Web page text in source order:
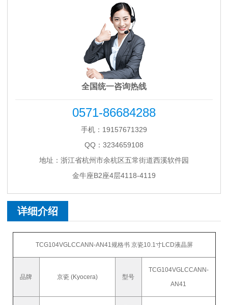
全国统一咨询热线
0571-86684288
手机：19157671329
QQ：3234659108
地址：浙江省杭州市余杭区五常街道西溪软件园
金牛座B2座4层4118-4119
详细介绍
TCG104VGLCCANN-AN41规格书 京瓷10.1寸LCD液晶屏
品牌 京瓷 (Kyocera) 型号
TCG104VGLCCANN-
AN41